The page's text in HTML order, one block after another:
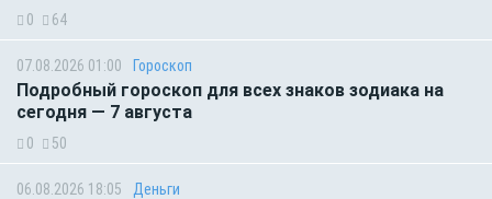
0 64
07.08.2026 01:00 Гороскоп
Подробный гороскоп для всех знаков зодиака на
сегодня — 7 августа
0 50
06.08.2026 18:05 Деньги